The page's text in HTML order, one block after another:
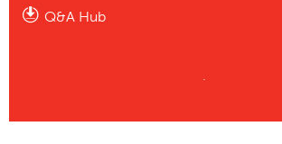
Q&A Hub
.